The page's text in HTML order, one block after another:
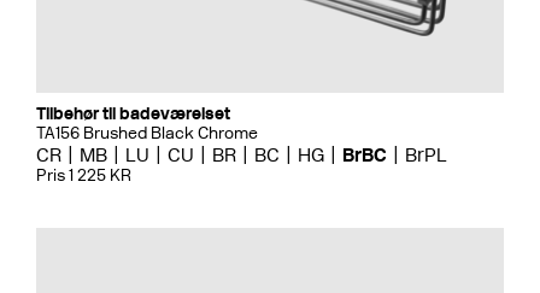
Tilbehør til badeværelset
TA156 Brushed Black Chrome
CR MB LU CU BR BC HG BrBC BrPL
Pris 1 225 KR